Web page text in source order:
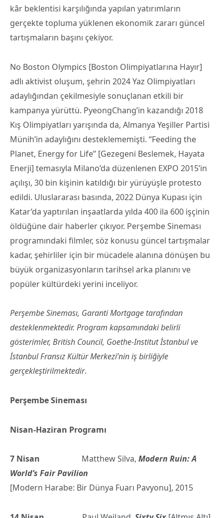
kâr beklentisi karşılığında yapılan yatırımların
gerçekte topluma yüklenen ekonomik zararı güncel
tartışmaların başını çekiyor.
No Boston Olympics [Boston Olimpiyatlarına Hayır]
adlı aktivist oluşum, şehrin 2024 Yaz Olimpiyatları
adaylığından çekilmesiyle sonuçlanan etkili bir
kampanya yürüttü. PyeongChang’in kazandığı 2018
Kış Olimpiyatları yarışında da, Almanya Yeşiller Partisi
Münih’in adaylığını desteklememişti. “Feeding the
Planet, Energy for Life” [Gezegeni Beslemek, Hayata
Enerji] temasıyla Milano’da düzenlenen EXPO 2015’in
açılışı, 30 bin kişinin katıldığı bir yürüyüşle protesto
edildi. Uluslararası basında, 2022 Dünya Kupası için
Katar’da yaptırılan inşaatlarda yılda 400 ila 600 işçinin
öldüğüne dair haberler çıkıyor. Perşembe Sineması
programındaki filmler, söz konusu güncel tartışmalar
kadar, şehirliler için bir mücadele alanına dönüşen bu
büyük organizasyonların tarihsel arka planını ve
popüler kültürdeki yerini inceliyor.
Perşembe Sineması, Garanti Mortgage tarafından
desteklenmektedir. Program kapsamındaki belirli
gösterimler, British Council, Goethe-Institut İstanbul ve
İstanbul Fransız Kültür Merkezi’nin iş birliğiyle
gerçekleştirilmektedir.
Perşembe Sineması
Nisan-Haziran Programı
7 Nisan Matthew Silva, Modern Ruin: A
World’s Fair Pavilion
[Modern Harabe: Bir Dünya Fuarı Pavyonu], 2015